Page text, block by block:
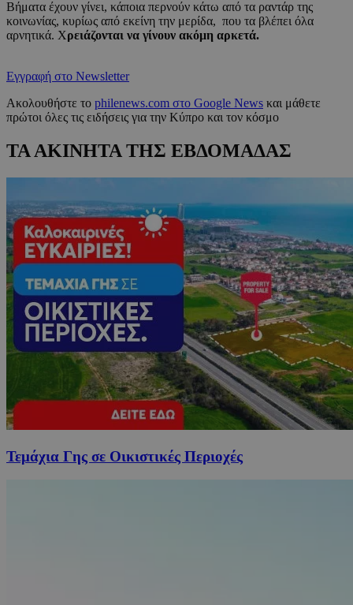
Βήματα έχουν γίνει, κάποια περνούν κάτω από τα ραντάρ της
κοινωνίας, κυρίως από εκείνη την μερίδα, που τα βλέπει όλα
αρνητικά. Χρειάζονται να γίνουν ακόμη αρκετά.
Εγγραφή στο Newsletter
Ακολουθήστε το philenews.com στο Google News και μάθετε
πρώτοι όλες τις ειδήσεις για την Κύπρο και τον κόσμο
ΤΑ ΑΚΙΝΗΤΑ ΤΗΣ ΕΒΔΟΜΑΔΑΣ
Τεμάχια Γης σε Οικιστικές Περιοχές